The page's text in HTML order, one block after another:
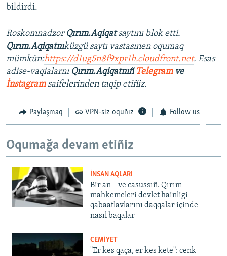
bildirdi.
Roskomnadzor Qırım.Aqiqatsaytını blok etti.
Qırım.Aqiqatnıküzgü saytı vastasınen oqumaq
mümkün:https://d1ug5n8f9xpr1h.cloudfront.net. Esas
adise-vaqialarnı Qırım.AqiqatnıñTelegramve
İnstagram saifelerinden taqip etiñiz.
Paylaşmaq VPN-siz oquñız Follow us
Oqumağa devam etiñiz
İNSAN AQLARI
Bir an – ve casussıñ. Qırım
mahkemeleri devlet hainligi
qabaatlavlarını daqqalar içinde
nasıl baqalar
CEMİYET
"Er kes qaça, er kes kete": cenk